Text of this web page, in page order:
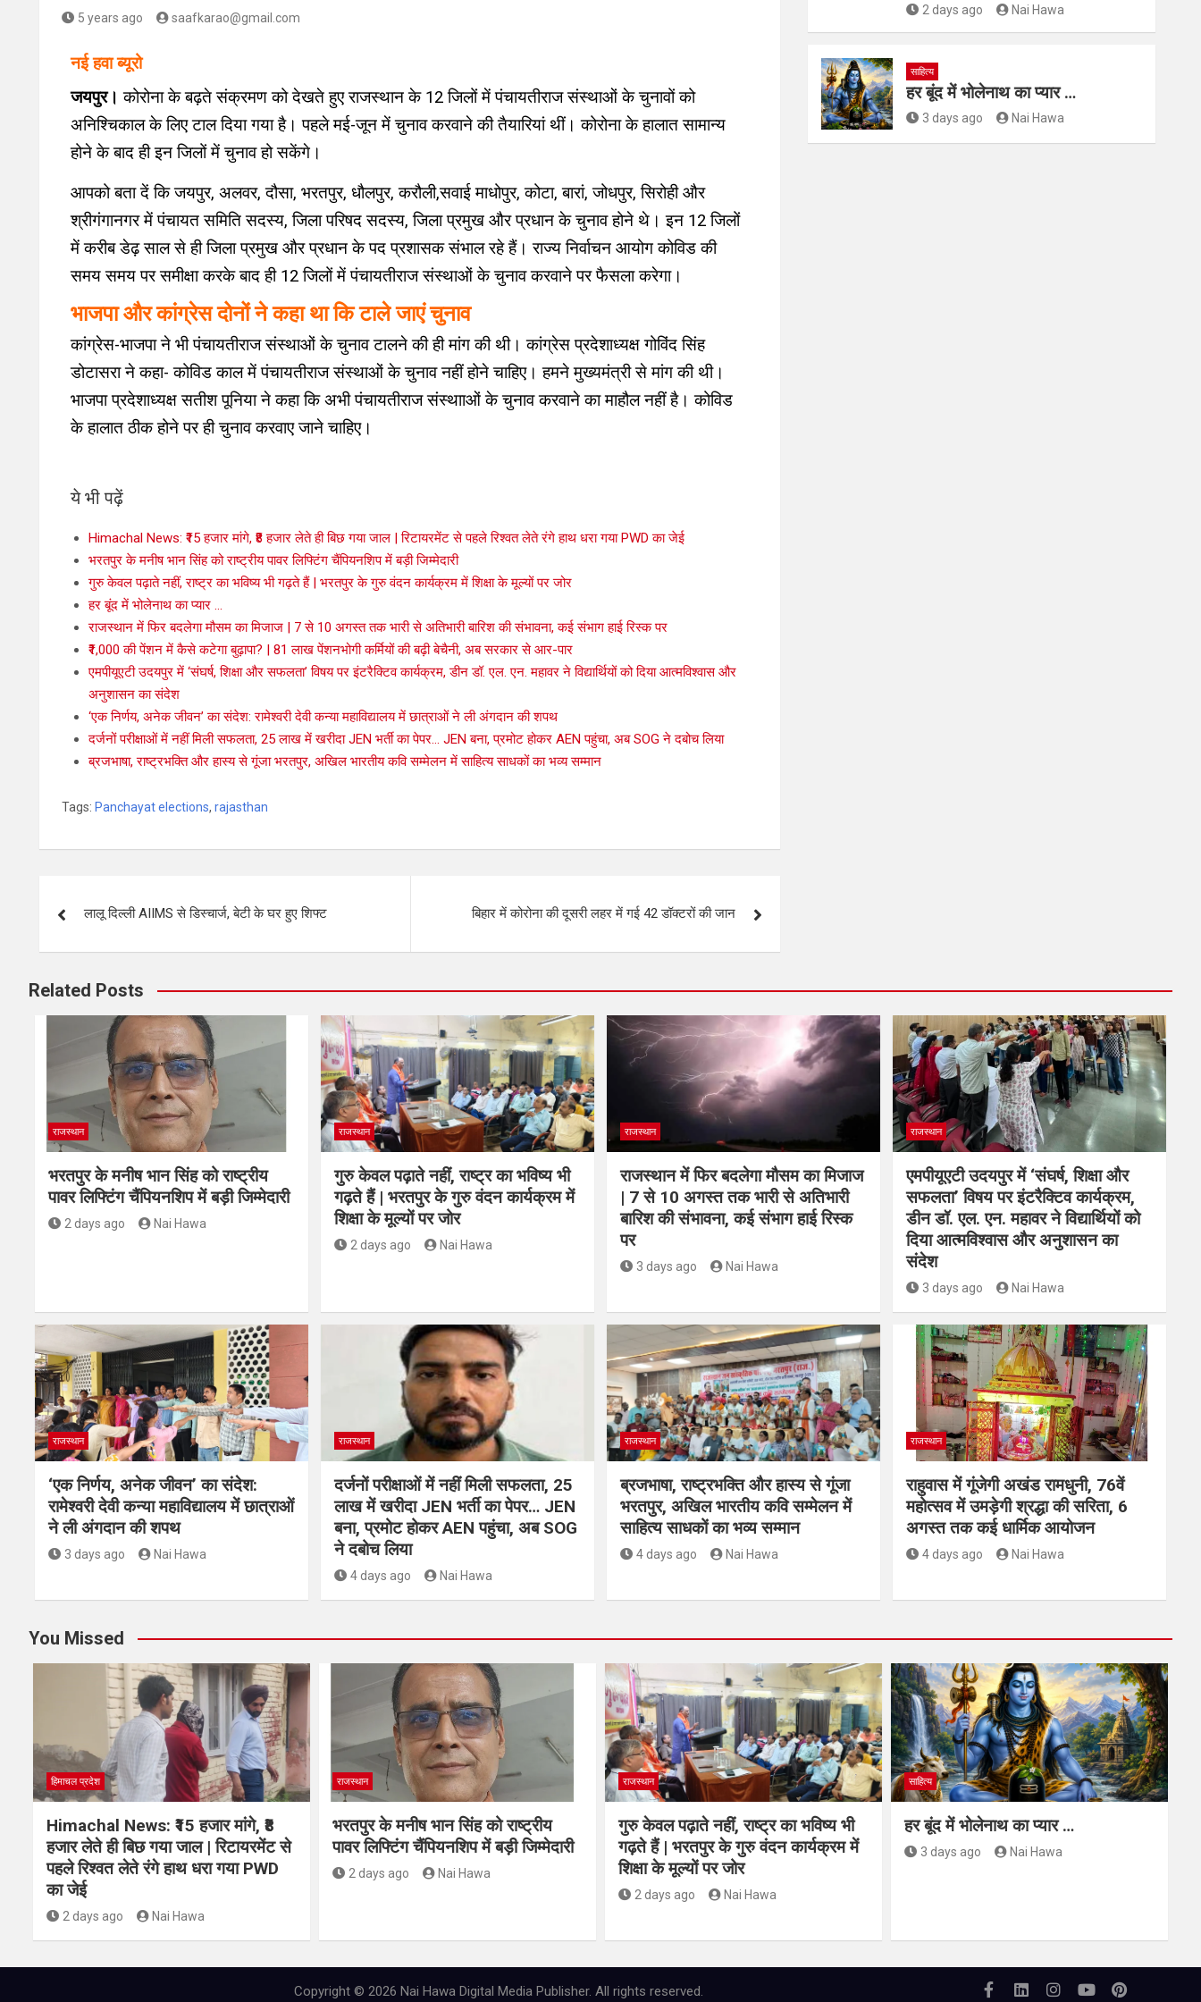
5 years ago saafkarao@gmail.com
नई हवा ब्यूरो
जयपुर। कोरोना के बढ़ते संक्रमण को देखते हुए राजस्थान के 12 जिलों में पंचायतीराज संस्थाओं के चुनावों को
अनिश्चिकाल के लिए टाल दिया गया है। पहले मई-जून में चुनाव करवाने की तैयारियां थीं। कोरोना के हालात सामान्य
होने के बाद ही इन जिलों में चुनाव हो सकेंगे।
आपको बता दें कि जयपुर, अलवर, दौसा, भरतपुर, धौलपुर, करौली,सवाई माधोपुर, कोटा, बारां, जोधपुर, सिरोही और
श्रीगंगानगर में पंचायत समिति सदस्य, जिला परिषद सदस्य, जिला प्रमुख और प्रधान के चुनाव होने थे। इन 12 जिलों
में करीब डेढ़ साल से ही जिला प्रमुख और प्रधान के पद प्रशासक संभाल रहे हैं। राज्य निर्वाचन आयोग कोविड की
समय समय पर समीक्षा करके बाद ही 12 जिलों में पंचायतीराज संस्थाओं के चुनाव करवाने पर फैसला करेगा।
भाजपा और कांग्रेस दोनों ने कहा था कि टाले जाएं चुनाव
कांग्रेस-भाजपा ने भी पंचायतीराज संस्थाओं के चुनाव टालने की ही मांग की थी। कांग्रेस प्रदेशाध्यक्ष गोविंद सिंह
डोटासरा ने कहा- कोविड काल में पंचायतीराज संस्थाओं के चुनाव नहीं होने चाहिए। हमने मुख्यमंत्री से मांग की थी।
भाजपा प्रदेशाध्यक्ष सतीश पूनिया ने कहा कि अभी पंचायतीराज संस्थााओं के चुनाव करवाने का माहौल नहीं है। कोविड
के हालात ठीक होने पर ही चुनाव करवाए जाने चाहिए।
ये भी पढ़ें
Himachal News: ₹15 हजार मांगे, ₹8 हजार लेते ही बिछ गया जाल | रिटायरमेंट से पहले रिश्वत लेते रंगे हाथ धरा गया PWD का जेई
भरतपुर के मनीष भान सिंह को राष्ट्रीय पावर लिफ्टिंग चैंपियनशिप में बड़ी जिम्मेदारी
गुरु केवल पढ़ाते नहीं, राष्ट्र का भविष्य भी गढ़ते हैं | भरतपुर के गुरु वंदन कार्यक्रम में शिक्षा के मूल्यों पर जोर
हर बूंद में भोलेनाथ का प्यार …
राजस्थान में फिर बदलेगा मौसम का मिजाज | 7 से 10 अगस्त तक भारी से अतिभारी बारिश की संभावना, कई संभाग हाई रिस्क पर
₹1,000 की पेंशन में कैसे कटेगा बुढ़ापा? | 81 लाख पेंशनभोगी कर्मियों की बढ़ी बेचैनी, अब सरकार से आर-पार
एमपीयूएटी उदयपुर में ‘संघर्ष, शिक्षा और सफलता’ विषय पर इंटरैक्टिव कार्यक्रम, डीन डॉ. एल. एन. महावर ने विद्यार्थियों को दिया आत्मविश्वास और
अनुशासन का संदेश
‘एक निर्णय, अनेक जीवन’ का संदेश: रामेश्वरी देवी कन्या महाविद्यालय में छात्राओं ने ली अंगदान की शपथ
दर्जनों परीक्षाओं में नहीं मिली सफलता, 25 लाख में खरीदा JEN भर्ती का पेपर… JEN बना, प्रमोट होकर AEN पहुंचा, अब SOG ने दबोच लिया
ब्रजभाषा, राष्ट्रभक्ति और हास्य से गूंजा भरतपुर, अखिल भारतीय कवि सम्मेलन में साहित्य साधकों का भव्य सम्मान
Tags: Panchayat elections, rajasthan
लालू दिल्ली AIIMS से डिस्चार्ज, बेटी के घर हुए शिफ्ट बिहार में कोरोना की दूसरी लहर में गई 42 डॉक्‍टरों की जान
2 days ago Nai Hawa
साहित्य
हर बूंद में भोलेनाथ का प्यार …
3 days ago Nai Hawa
Related Posts
राजस्थान
भरतपुर के मनीष भान सिंह को राष्ट्रीय
पावर लिफ्टिंग चैंपियनशिप में बड़ी जिम्मेदारी
2 days ago Nai Hawa
राजस्थान
गुरु केवल पढ़ाते नहीं, राष्ट्र का भविष्य भी
गढ़ते हैं | भरतपुर के गुरु वंदन कार्यक्रम में
शिक्षा के मूल्यों पर जोर
2 days ago Nai Hawa
राजस्थान
राजस्थान में फिर बदलेगा मौसम का मिजाज
| 7 से 10 अगस्त तक भारी से अतिभारी
बारिश की संभावना, कई संभाग हाई रिस्क
पर
3 days ago Nai Hawa
राजस्थान
एमपीयूएटी उदयपुर में ‘संघर्ष, शिक्षा और
सफलता’ विषय पर इंटरैक्टिव कार्यक्रम,
डीन डॉ. एल. एन. महावर ने विद्यार्थियों को
दिया आत्मविश्वास और अनुशासन का
संदेश
3 days ago Nai Hawa
राजस्थान
‘एक निर्णय, अनेक जीवन’ का संदेश:
रामेश्वरी देवी कन्या महाविद्यालय में छात्राओं
ने ली अंगदान की शपथ
3 days ago Nai Hawa
राजस्थान
दर्जनों परीक्षाओं में नहीं मिली सफलता, 25
लाख में खरीदा JEN भर्ती का पेपर… JEN
बना, प्रमोट होकर AEN पहुंचा, अब SOG
ने दबोच लिया
4 days ago Nai Hawa
राजस्थान
ब्रजभाषा, राष्ट्रभक्ति और हास्य से गूंजा
भरतपुर, अखिल भारतीय कवि सम्मेलन में
साहित्य साधकों का भव्य सम्मान
4 days ago Nai Hawa
राजस्थान
राहुवास में गूंजेगी अखंड रामधुनी, 76वें
महोत्सव में उमड़ेगी श्रद्धा की सरिता, 6
अगस्त तक कई धार्मिक आयोजन
4 days ago Nai Hawa
You Missed
हिमाचल प्रदेश
Himachal News: ₹15 हजार मांगे, ₹8
हजार लेते ही बिछ गया जाल | रिटायरमेंट से
पहले रिश्वत लेते रंगे हाथ धरा गया PWD
का जेई
2 days ago Nai Hawa
राजस्थान
भरतपुर के मनीष भान सिंह को राष्ट्रीय
पावर लिफ्टिंग चैंपियनशिप में बड़ी जिम्मेदारी
2 days ago Nai Hawa
राजस्थान
गुरु केवल पढ़ाते नहीं, राष्ट्र का भविष्य भी
गढ़ते हैं | भरतपुर के गुरु वंदन कार्यक्रम में
शिक्षा के मूल्यों पर जोर
2 days ago Nai Hawa
साहित्य
हर बूंद में भोलेनाथ का प्यार …
3 days ago Nai Hawa
Copyright © 2026 Nai Hawa Digital Media Publisher. All rights reserved.